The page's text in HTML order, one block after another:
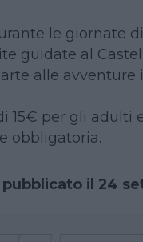
le giornate
guidate al
alle avventure
15€ per gli adulti
obbligatoria.
il 24